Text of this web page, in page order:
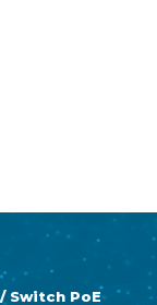
/ Switch PoE